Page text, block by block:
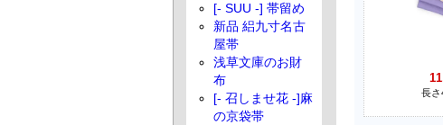
長
[- SUU -] 帯留め
新品 絽九寸名古
屋帯
浅草文庫のお財
布
[- 召しませ花 -]麻
の京袋帯